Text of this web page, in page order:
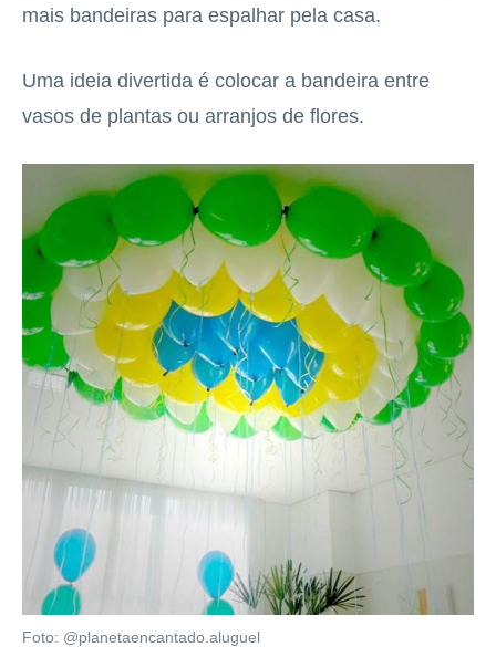
mais bandeiras para espalhar pela casa.
Uma ideia divertida é colocar a bandeira entre
vasos de plantas ou arranjos de flores.
Foto: @planetaencantado.aluguel